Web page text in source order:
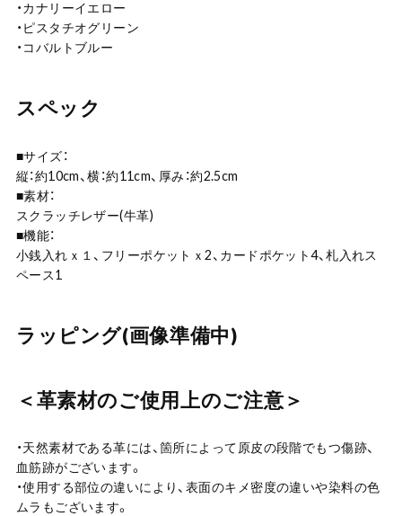
・カナリーイエロー
・ピスタチオグリーン
・コバルトブルー
スペック
■サイズ：
縦：約10cm、横：約11cm、厚み：約2.5cm
■素材：
スクラッチレザー(牛革)
■機能：
小銭入れｘ１、フリーポケットｘ2、カードポケット4、札入れス
ペース1
ラッピング(画像準備中)
＜革素材のご使用上のご注意＞
・天然素材である革には、箇所によって原皮の段階でもつ傷跡、
血筋跡がございます。
・使用する部位の違いにより、表面のキメ密度の違いや染料の色
ムラもございます。